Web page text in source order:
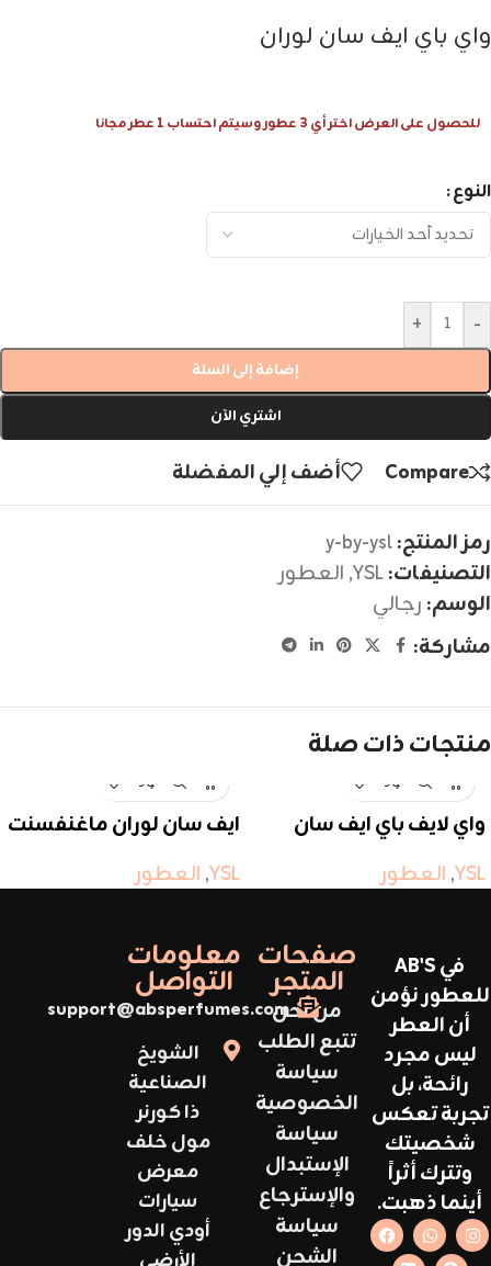
واي باي ايف سان لوران
للحصول على العرض اختر أي 3 عطور وسيتم احتساب 1 عطر مجانا
النوع
-
+
إضافة إلى السلة
اشتري الآن
Compare أضف إلي المفضلة
رمز المنتج:y-by-ysl
التصنيفات:YSL
, العطور
الوسم: رجالي
مشاركة:
منتجات ذات صلة
واي لايف باي ايف سان
YSL
, العطور
ايف سان لوران ماغنفسنت
YSL
, العطور
في AB'S
للعطور نؤمن
أن العطر
ليس مجرد
رائحة، بل
تجربة تعكس
شخصيتك
وتترك أثراً
أينما ذهبت.
صفحات
المتجر
من نحن
تتبع الطلب
سياسة
الخصوصية
سياسة
الإستبدال
والإسترجاع
سياسة
الشحن
معلومات
التواصل
support@absperfumes.com
الشويخ
الصناعية
ذا كورنر
مول خلف
معرض
سيارات
أودي الدور